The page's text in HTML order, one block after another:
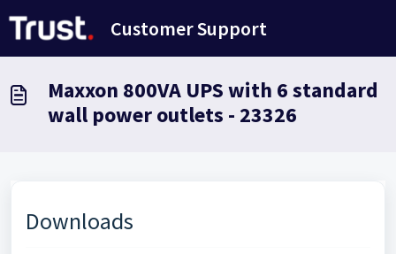
Customer Support
Maxxon 800VA UPS with 6 standard
wall power outlets - 23326
Downloads